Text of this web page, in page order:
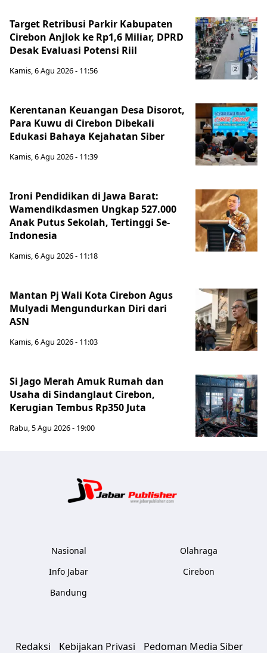
Target Retribusi Parkir Kabupaten
Cirebon Anjlok ke Rp1,6 Miliar, DPRD
Desak Evaluasi Potensi Riil
Kamis, 6 Agu 2026 - 11:56
Kerentanan Keuangan Desa Disorot,
Para Kuwu di Cirebon Dibekali
Edukasi Bahaya Kejahatan Siber
Kamis, 6 Agu 2026 - 11:39
Ironi Pendidikan di Jawa Barat:
Wamendikdasmen Ungkap 527.000
Anak Putus Sekolah, Tertinggi Se-
Indonesia
Kamis, 6 Agu 2026 - 11:18
Mantan Pj Wali Kota Cirebon Agus
Mulyadi Mengundurkan Diri dari
ASN
Kamis, 6 Agu 2026 - 11:03
Si Jago Merah Amuk Rumah dan
Usaha di Sindanglaut Cirebon,
Kerugian Tembus Rp350 Juta
Rabu, 5 Agu 2026 - 19:00
Nasional
Info Jabar
Bandung
Olahraga
Cirebon
Redaksi Kebijakan Privasi Pedoman Media Siber